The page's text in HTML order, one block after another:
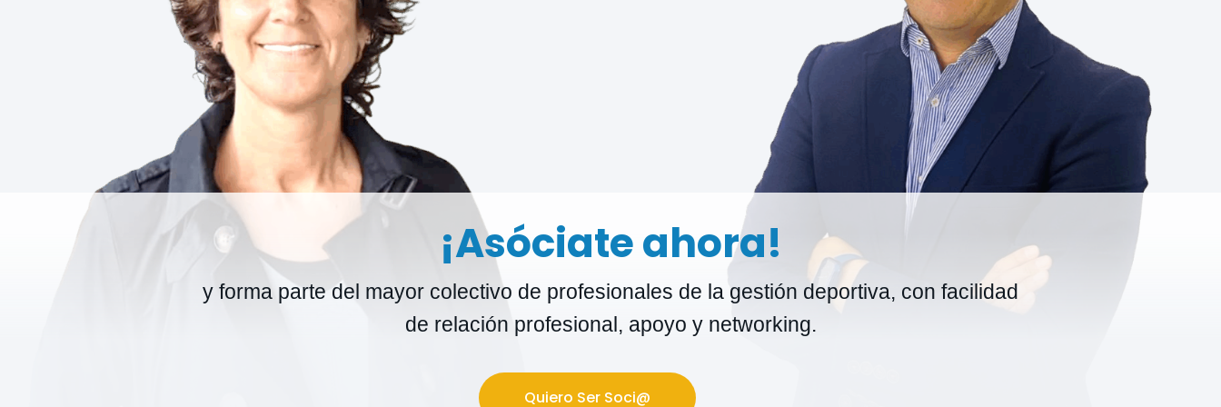
¡Asóciate ahora!
y forma parte del mayor colectivo de profesionales de la gestión deportiva, con facilidad
de relación profesional, apoyo y networking.
Quiero Ser Soci@